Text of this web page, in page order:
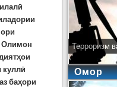
Олимон
куллӣ
баҳори
Терроризм
Омор